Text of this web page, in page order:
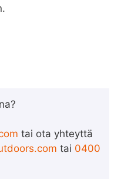
tai ota yhteyttä
tai 0400